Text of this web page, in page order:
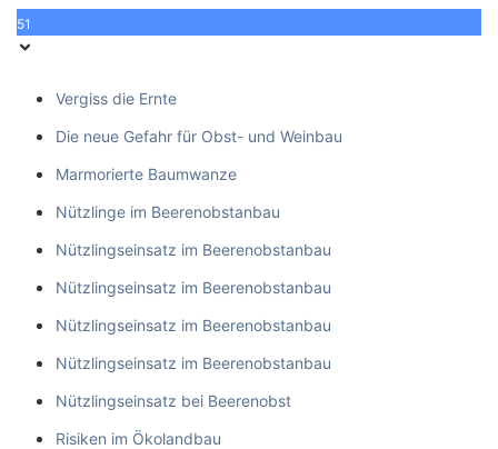
51
Vergiss die Ernte
Die neue Gefahr für Obst- und Weinbau
Marmorierte Baumwanze
Nützlinge im Beerenobstanbau
Nützlingseinsatz im Beerenobstanbau
Nützlingseinsatz im Beerenobstanbau
Nützlingseinsatz im Beerenobstanbau
Nützlingseinsatz im Beerenobstanbau
Nützlingseinsatz bei Beerenobst
Risiken im Ökolandbau